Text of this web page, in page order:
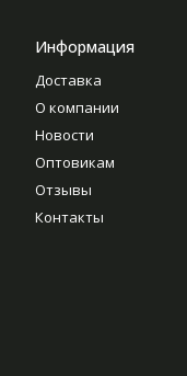
Информация
Доставка
О компании
Новости
Оптовикам
Отзывы
Контакты